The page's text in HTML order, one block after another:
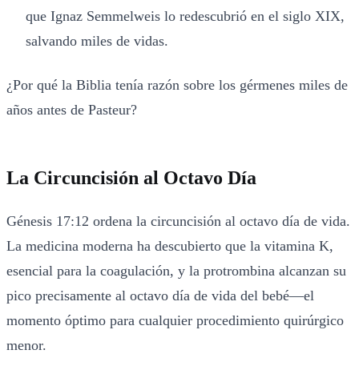
que Ignaz Semmelweis lo redescubrió en el siglo XIX,
salvando miles de vidas.
¿Por qué la Biblia tenía razón sobre los gérmenes miles de
años antes de Pasteur?
La Circuncisión al Octavo Día
Génesis 17:12 ordena la circuncisión al octavo día de vida.
La medicina moderna ha descubierto que la vitamina K,
esencial para la coagulación, y la protrombina alcanzan su
pico precisamente al octavo día de vida del bebé—el
momento óptimo para cualquier procedimiento quirúrgico
menor.